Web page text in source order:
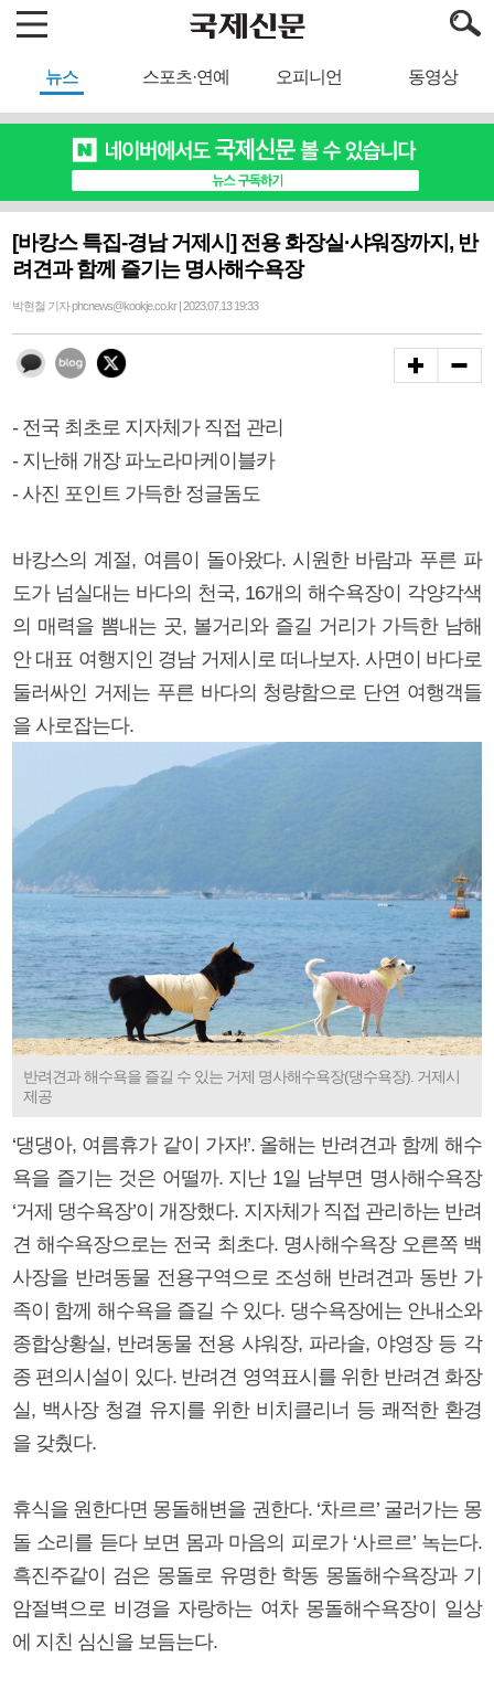
뉴스 스포츠·연예 오피니언 동영상
[바캉스 특집-경남 거제시] 전용 화장실·샤워장까지, 반
려견과 함께 즐기는 명사해수욕장
박현철 기자 phcnews@kookje.co.kr | 2023.07.13 19:33
- 전국 최초로 지자체가 직접 관리
- 지난해 개장 파노라마케이블카
- 사진 포인트 가득한 정글돔도
바캉스의 계절, 여름이 돌아왔다. 시원한 바람과 푸른 파
도가 넘실대는 바다의 천국, 16개의 해수욕장이 각양각색
의 매력을 뽐내는 곳, 볼거리와 즐길 거리가 가득한 남해
안 대표 여행지인 경남 거제시로 떠나보자. 사면이 바다로
둘러싸인 거제는 푸른 바다의 청량함으로 단연 여행객들
을 사로잡는다.
반려견과 해수욕을 즐길 수 있는 거제 명사해수욕장(댕수욕장). 거제시
제공
‘댕댕아, 여름휴가 같이 가자!’. 올해는 반려견과 함께 해수
욕을 즐기는 것은 어떨까. 지난 1일 남부면 명사해수욕장
‘거제 댕수욕장’이 개장했다. 지자체가 직접 관리하는 반려
견 해수욕장으로는 전국 최초다. 명사해수욕장 오른쪽 백
사장을 반려동물 전용구역으로 조성해 반려견과 동반 가
족이 함께 해수욕을 즐길 수 있다. 댕수욕장에는 안내소와
종합상황실, 반려동물 전용 샤워장, 파라솔, 야영장 등 각
종 편의시설이 있다. 반려견 영역표시를 위한 반려견 화장
실, 백사장 청결 유지를 위한 비치클리너 등 쾌적한 환경
을 갖췄다.
휴식을 원한다면 몽돌해변을 권한다. ‘차르르’ 굴러가는 몽
돌 소리를 듣다 보면 몸과 마음의 피로가 ‘사르르’ 녹는다.
흑진주같이 검은 몽돌로 유명한 학동 몽돌해수욕장과 기
암절벽으로 비경을 자랑하는 여차 몽돌해수욕장이 일상
에 지친 심신을 보듬는다.